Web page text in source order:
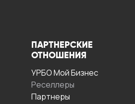
ПАРТНЕРСКИЕ
ОТНОШЕНИЯ
УРБО Мой Бизнес
Реселлеры
Партнеры